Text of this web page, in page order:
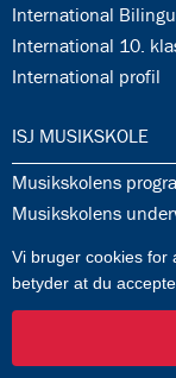
36.1:
International
36.2:
International 10.
36.3:
International profil
37.0:
ISJ MUSIKSKOLE
37.1:
Musikskolens
37.2:
Musikskolens
37.4:
Generelle
Vi bruger cookies for
betyder at du